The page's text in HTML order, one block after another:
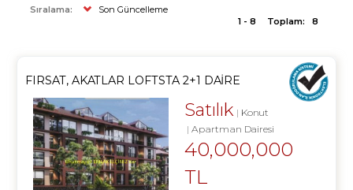
Sıralama:
Son Güncelleme
1 - 8
Toplam: 8
FIRSAT, AKATLAR LOFTSTA 2+1 DAIRE
Satılık
Konut
Apartman Dairesi
40,000,000
TL